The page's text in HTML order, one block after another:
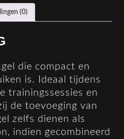
(0)
die compact en
is. Ideaal tijdens
trainingssessies en
de toevoeging van
zelfs dienen als
indien gecombineerd